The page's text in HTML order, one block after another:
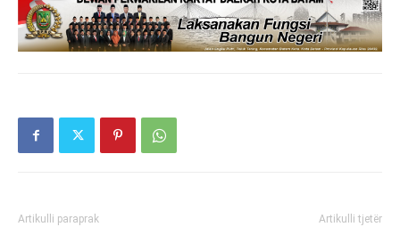
Artikulli paraprak Artikulli tjetër